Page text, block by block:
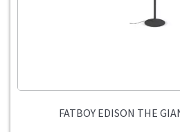
FATBOY EDISON THE